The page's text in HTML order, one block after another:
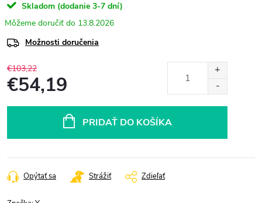
Skladom (dodanie 3-7 dní)
13.8.2026
Možnosti doručenia
€103,22
€54,19
PRIDAŤ DO KOŠÍKA
Opýtať sa Strážiť Zdieľať